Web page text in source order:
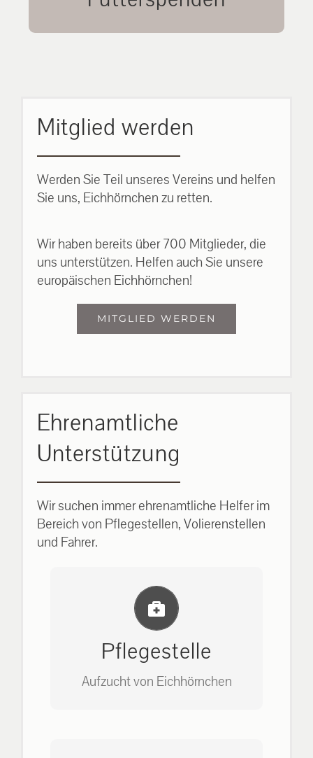
unsere Eichhörnchen.
Mitglied werden
Werden Sie Teil unseres Vereins und helfen
Sie uns, Eichhörnchen zu retten.
Wir haben bereits über 700 Mitglieder, die
uns unterstützen. Helfen auch Sie unsere
europäischen Eichhörnchen!
MITGLIED WERDEN
Ehrenamtliche
Unterstützung
Wir suchen immer ehrenamtliche Helfer im
Bereich von Pflegestellen, Volierenstellen
und Fahrer.
Pflegestelle
Aufzucht von Eichhörnchen
Einlernung und Infos